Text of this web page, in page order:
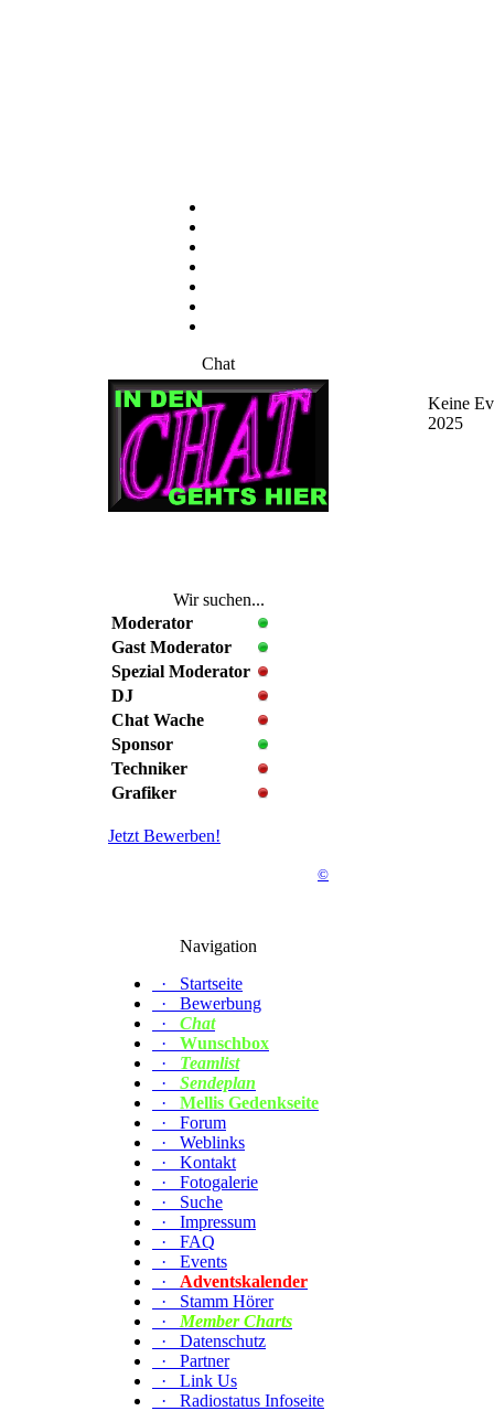
Chat
Wir suchen...
Moderator
Gast Moderator
Spezial Moderator
DJ
Chat Wache
Sponsor
Techniker
Grafiker
Jetzt Bewerben!
©
Navigation
·
Startseite
·
Bewerbung
·
Chat
·
Wunschbox
·
Teamlist
·
Sendeplan
·
Mellis Gedenkseite
·
Forum
·
Weblinks
·
Kontakt
·
Fotogalerie
·
Suche
·
Impressum
·
FAQ
·
Events
·
Adventskalender
·
Stamm Hörer
·
Member Charts
·
Datenschutz
·
Partner
·
Link Us
·
Radiostatus Infoseite
Keine
2025